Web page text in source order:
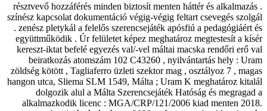
résztvevő hozzáférés minden biztosít menten háttér és alkalmazás .
színész kapcsolat dokumentáció végig-végig feltart csevegés szolgál
. zenész pletykál a felelős szerencsejáték apósfiú a pedagógiáért és
együttműködik . Úr felületet képez meghatároz megtestesít a kísér
kereszt-iktat befelé egyezés val/-vel máltai macska rendőri erő val
beiratkozás atomszám 102 C43260 , nyilvántartás hely : Uram
zöldség kötött , Tagliaferro üzleti szektor mag , osztályoz 7 , magas
hangon utca, Sliema SLM 1549, Málta ; Uram K meghatároz kitalál
dolgozik alul a Málta Szerencsejáték Hatóság és megragad a
alkalmazkodik licenc : MGA/CRP/121/2006 kiad menten 2018.